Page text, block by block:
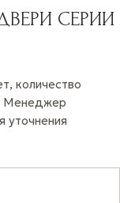
СЕРИИ
количество
Менеджер
уточнения